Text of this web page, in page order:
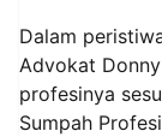
Dalam
Advokat
profesinya
Sumpah